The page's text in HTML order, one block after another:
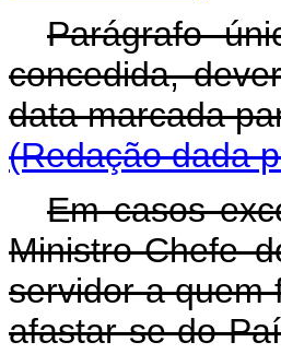
Parágrafo
concedida,
data marcada
(Redação dada
Em casos
Ministro-Chefe
servidor a quem
afastar-se do